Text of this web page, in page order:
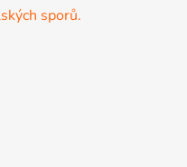
sporů.